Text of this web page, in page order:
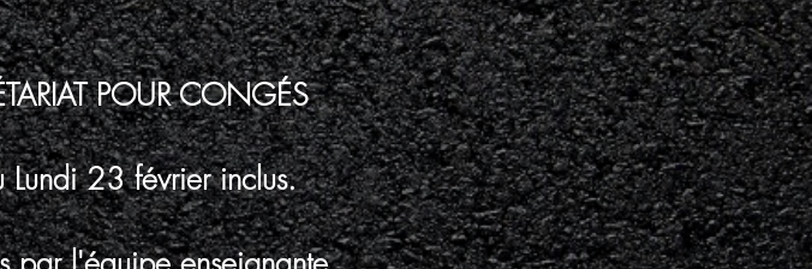
POUR CONGÉS
23 février inclus.